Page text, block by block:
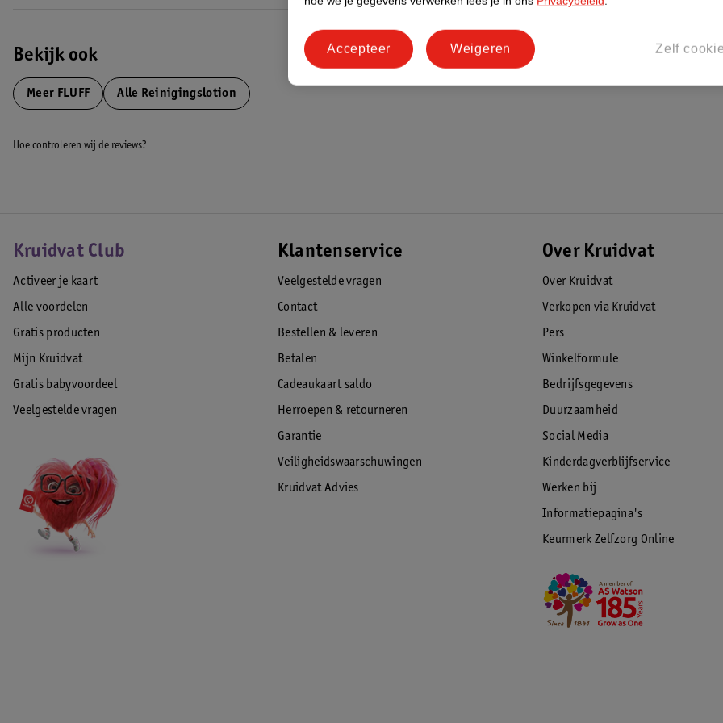
Bekijk ook
Meer FLUFF Alle Reinigingslotion
Hoe controleren wij de reviews?
Kruidvat Club
Activeer je kaart
Alle voordelen
Gratis producten
Mijn Kruidvat
Gratis babyvoordeel
Veelgestelde vragen
Klantenservice
Veelgestelde vragen
Contact
Bestellen & leveren
Betalen
Cadeaukaart saldo
Herroepen & retourneren
Garantie
Veiligheidswaarschuwingen
Kruidvat Advies
Over Kruidvat
Over Kruidvat
Verkopen via Kruidvat
Pers
Winkelformule
Bedrijfsgegevens
Duurzaamheid
Social Media
Kinderdagverblijfservice
Werken bij
Informatiepagina's
Keurmerk Zelfzorg Online
Zelf
Weigeren
Accepteer